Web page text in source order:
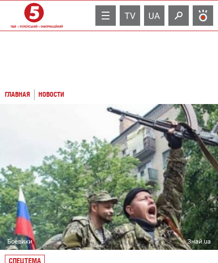
TV UA
ГЛАВНАЯ НОВОСТИ
Боевики Знай.ua
СПЕЦТЕМА